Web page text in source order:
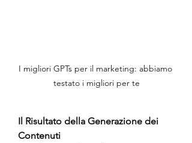
I migliori GPTs per il marketing: abbiamo
testato i migliori per te
Il Risultato della Generazione dei
Contenuti